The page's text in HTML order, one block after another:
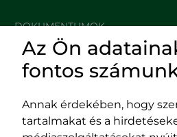
DOKUMENTUMOK
HASZNOS LINKEK
Az Ön
fontos
Annak érdekében, hogy
tartalmakat és a